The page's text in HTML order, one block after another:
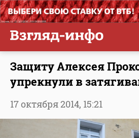
Защиту Алексея
упрекнули в
17 октября 2014, 15:21